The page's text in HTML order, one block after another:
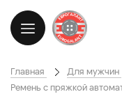
Главная Для мужчин
Ремень с пряжкой